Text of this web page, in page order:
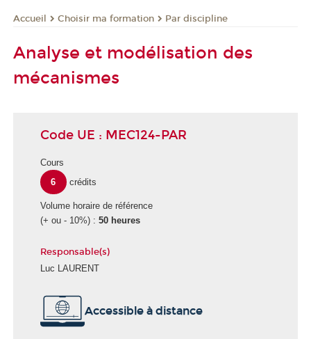
Accueil Choisir ma formation Par discipline
Analyse et modélisation des
mécanismes
Code UE : MEC124-PAR
Cours
6
crédits
Volume horaire de référence
(+ ou - 10%) : 50 heures
Responsable(s)
Luc LAURENT
Accessible à distance